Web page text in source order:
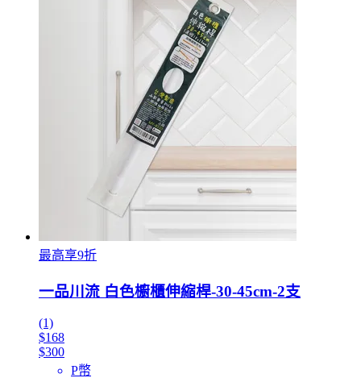
最高享9折
一品川流 白色櫥櫃伸縮桿-30-45cm-2支
(1)
$168
$300
P幣